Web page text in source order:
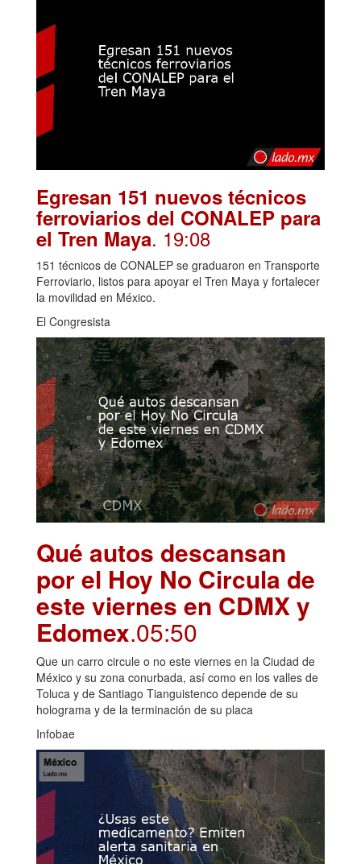
Egresan 151 nuevos técnicos
ferroviarios del CONALEP para
el Tren Maya. 19:08
151 técnicos de CONALEP se graduaron en Transporte
Ferroviario, listos para apoyar el Tren Maya y fortalecer
la movilidad en México.
El Congresista
Qué autos descansan
por el Hoy No Circula de
este viernes en CDMX y
Edomex.05:50
Que un carro circule o no este viernes en la Ciudad de
México y su zona conurbada, así como en los valles de
Toluca y de Santiago Tianguistenco depende de su
holograma y de la terminación de su placa
Infobae